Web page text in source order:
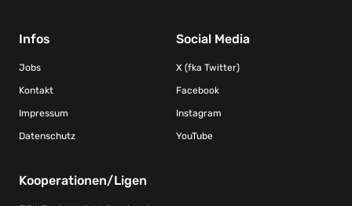
Infos
Jobs
Kontakt
Impressum
Datenschutz
Social Media
X (fka Twitter)
Facebook
Instagram
YouTube
Kooperationen/Ligen